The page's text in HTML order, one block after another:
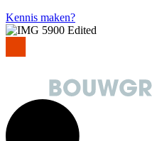
Kennis maken?